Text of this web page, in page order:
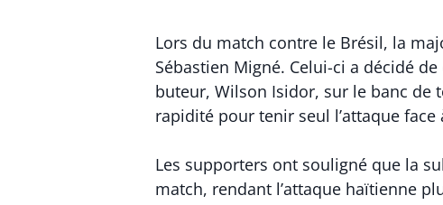
Lors du match contre le Brésil, la
Sébastien Migné. Celui-ci a décidé
buteur, Wilson Isidor, sur le banc de
rapidité pour tenir seul l’attaque
Les supporters ont souligné que la
match, rendant l’attaque haïtienne